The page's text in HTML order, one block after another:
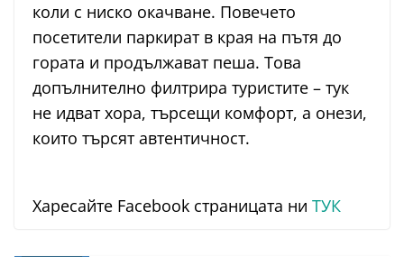
коли с ниско окачване. Повечето
посетители паркират в края на пътя до
гората и продължават пеша. Това
допълнително филтрира туристите – тук
не идват хора, търсещи комфорт, а онези,
които търсят автентичност.
Харесайте Facebook страницата ни ТУК